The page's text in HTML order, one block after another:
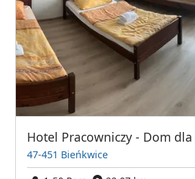
47-451 Bieńkwice